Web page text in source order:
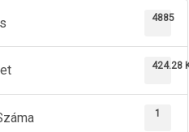
4885
424.28
1